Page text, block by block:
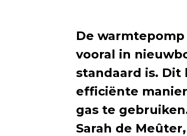
De
vooral in
standaard is.
efficiënte
gas te
Sarah de